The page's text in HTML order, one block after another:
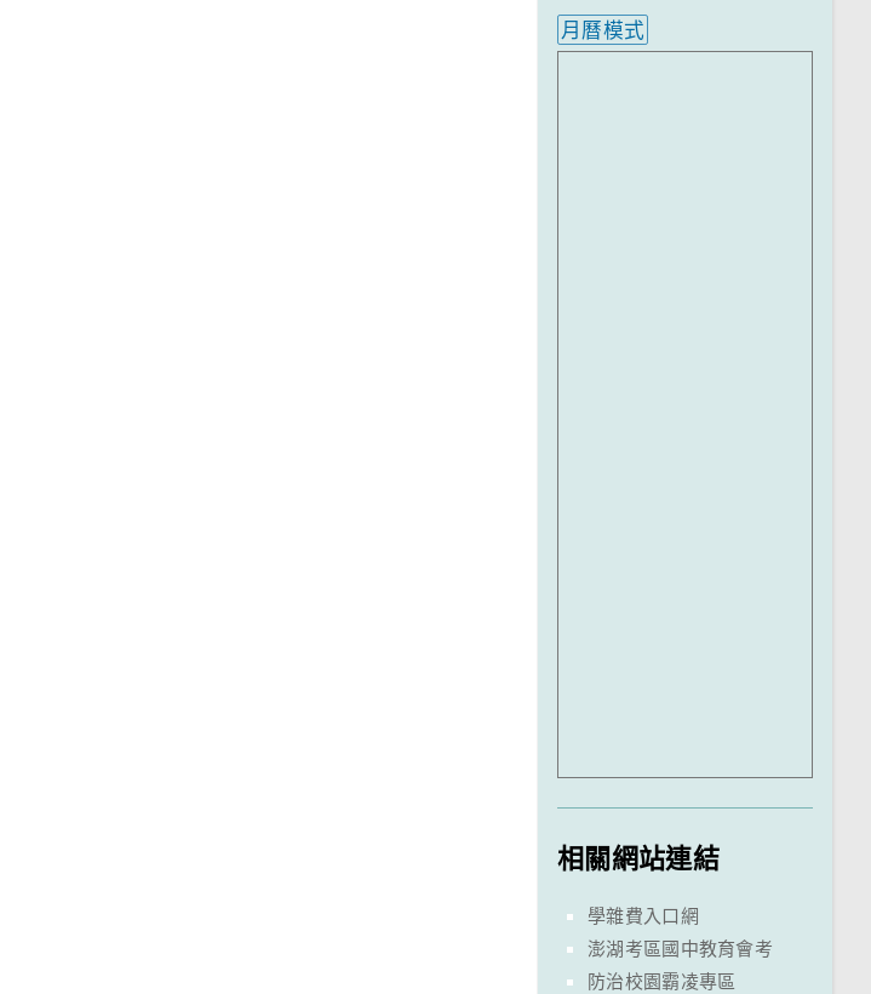
月曆模式
相關網站連結
學雜費入口網
澎湖考區國中教育會考
防治校園霸凌專區